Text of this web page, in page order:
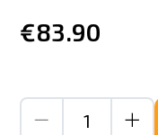
€83.90